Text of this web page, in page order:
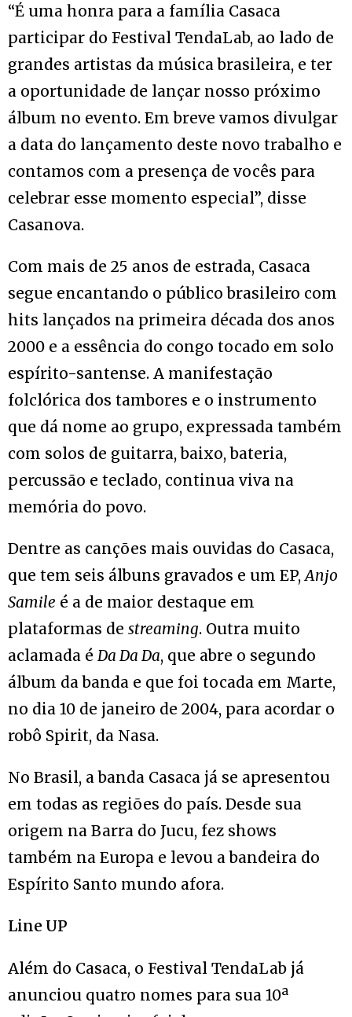
“É uma honra para a família Casaca
participar do Festival TendaLab, ao lado de
grandes artistas da música brasileira, e ter
a oportunidade de lançar nosso próximo
álbum no evento. Em breve vamos divulgar
a data do lançamento deste novo trabalho e
contamos com a presença de vocês para
celebrar esse momento especial”, disse
Casanova.
Com mais de 25 anos de estrada, Casaca
segue encantando o público brasileiro com
hits lançados na primeira década dos anos
2000 e a essência do congo tocado em solo
espírito-santense. A manifestação
folclórica dos tambores e o instrumento
que dá nome ao grupo, expressada também
com solos de guitarra, baixo, bateria,
percussão e teclado, continua viva na
memória do povo.
Dentre as canções mais ouvidas do Casaca,
que tem seis álbuns gravados e um EP,Anjo
Samile é a de maior destaque em
plataformas de streaming. Outra muito
aclamada é Da Da Da, que abre o segundo
álbum da banda e que foi tocada em Marte,
no dia 10 de janeiro de 2004, para acordar o
robô Spirit, da Nasa.
No Brasil, a banda Casaca já se apresentou
em todas as regiões do país. Desde sua
origem na Barra do Jucu, fez shows
também na Europa e levou a bandeira do
Espírito Santo mundo afora.
Line UP
Além do Casaca, o Festival TendaLab já
anunciou quatro nomes para sua 10ª